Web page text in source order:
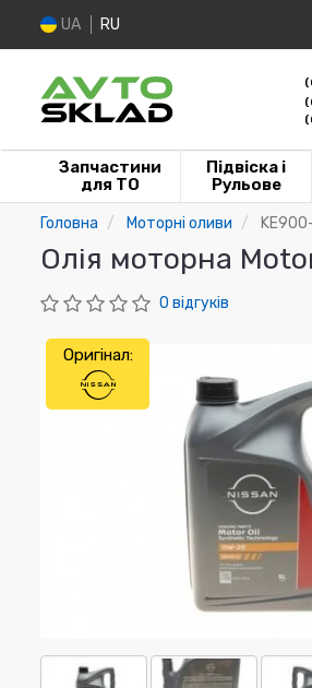
UA RU
Запчастини
для ТО
Підвіска і
Рульове
Головна Моторні оливи
Олія моторна
0 відгуків
Оригінал: